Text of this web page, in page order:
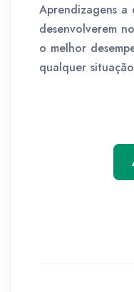
Aprendizagens a
desenvolverem
o melhor
qualquer